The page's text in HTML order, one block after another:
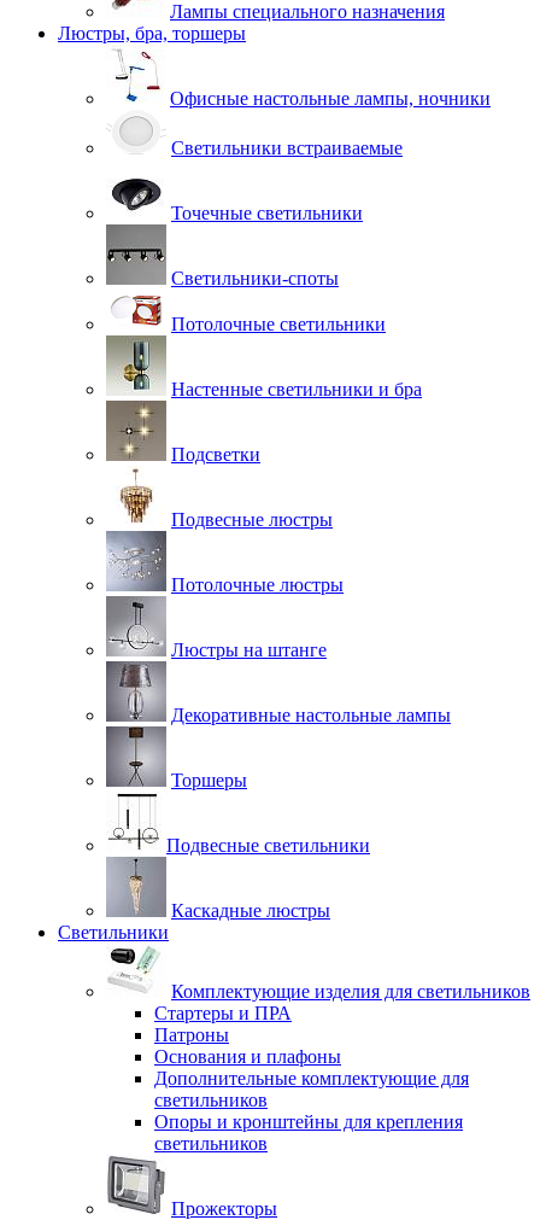
Лампы специального назначения
Люстры, бра, торшеры
Офисные настольные лампы, ночники
Светильники встраиваемые
Точечные светильники
Светильники-споты
Потолочные светильники
Настенные светильники и бра
Подсветки
Подвесные люстры
Потолочные люстры
Люстры на штанге
Декоративные настольные лампы
Торшеры
Подвесные светильники
Каскадные люстры
Светильники
Комплектующие изделия для светильников
Стартеры и ПРА
Патроны
Основания и плафоны
Дополнительные комплектующие для
светильников
Опоры и кронштейны для крепления
светильников
Прожекторы